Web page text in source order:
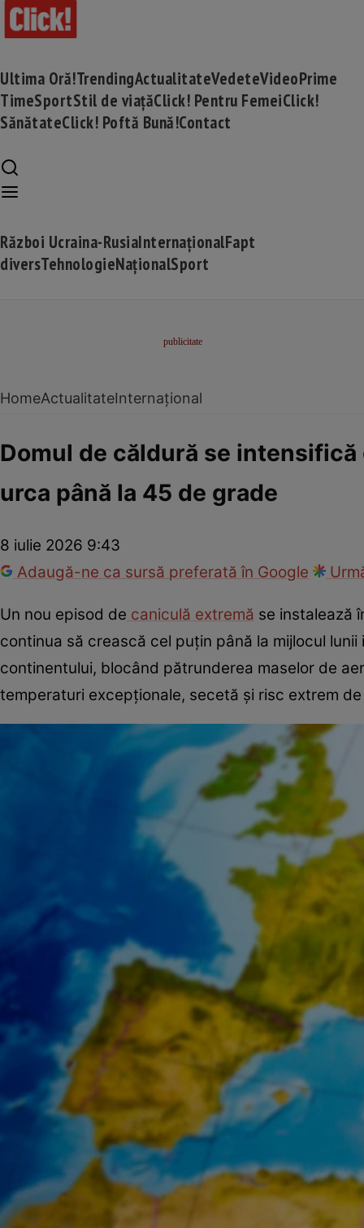
Ultima Oră!TrendingActualitateVedeteVideoPrime
TimeSportStil de viațăClick! Pentru FemeiClick!
SănătateClick! Poftă Bună!Contact
Război Ucraina-RusiaInternaționalFapt
diversTehnologieNaționalSport
HomeActualitateInternațional
Domul de căldură se
urca până la 45 de grade
8 iulie 2026 9:43
Adaugă-ne ca sursă preferată în Google
Un nou episod de caniculă extremă se instalează
continua să crească cel puțin până la mijlocul
continentului, blocând pătrunderea maselor de
temperaturi excepționale, secetă și risc extrem